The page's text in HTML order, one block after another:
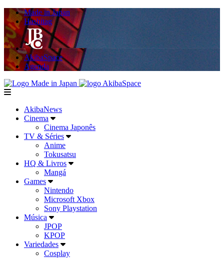
Made in Japan
Hashitag
AkibaSpace
Agenda
Powered By Made in Japan
AkibaSpace
menu
AkibaNews
Cinema
Cinema Japonês
TV & Séries
Anime
Tokusatsu
HQ & Livros
Mangá
Games
Nintendo
Microsoft Xbox
Sony Playstation
Música
JPOP
KPOP
Variedades
Cosplay